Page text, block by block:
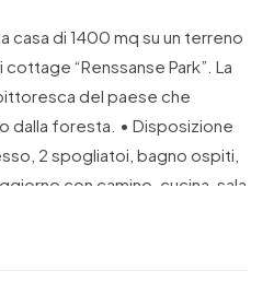
casa di 1400 mq su un terreno
“Renssanse Park”. La
del paese che
dalla foresta. • Disposizione
2 spogliatoi, bagno ospiti,
con camino, cucina, sala
palestra, bagno, camera